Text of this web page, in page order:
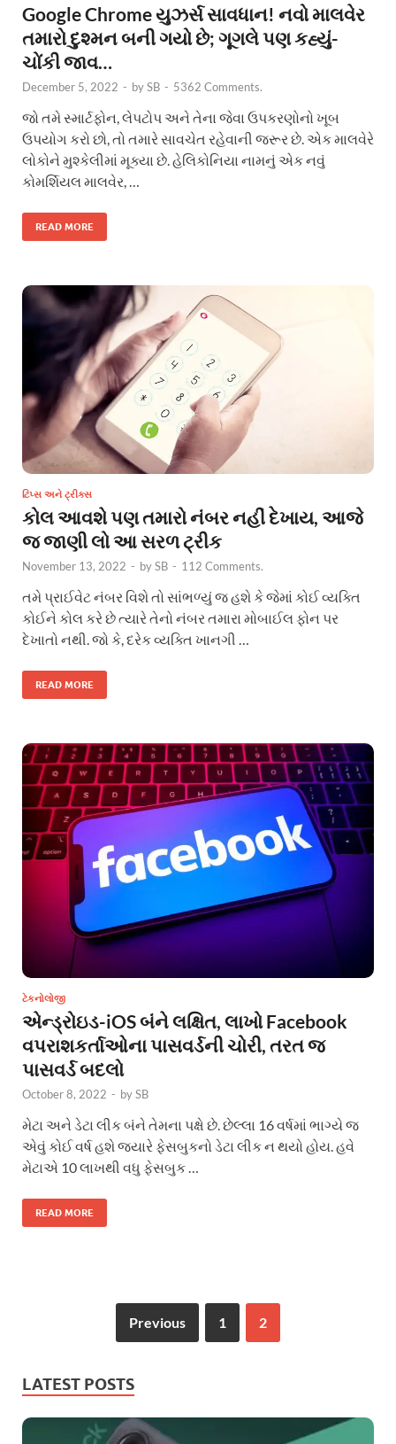
Google Chrome યુઝર્સ સાવધાન! નવો માલવેર
તમારો દુશ્મન બની ગયો છે; ગૂગલે પણ કહ્યું-
ચોંકી જાવ…
December 5, 2022 - bySB - 5362 Comments.
જો તમે સ્માર્ટફોન, લેપટોપ અને તેના જેવા ઉપકરણોનો ખૂબ
ઉપયોગ કરો છો, તો તમારે સાવચેત રહેવાની જરૂર છે. એક માલવેરે
લોકોને મુશ્કેલીમાં મૂક્યા છે. હેલિકોનિયા નામનું એક નવું
કોમર્શિયલ માલવેર, …
READ MORE
ટિપ્સ અને ટ્રીક્સ
કોલ આવશે પણ તમારો નંબર નહીં દેખાય, આજે
જ જાણી લો આ સરળ ટ્રીક
November 13, 2022 - bySB - 112 Comments.
તમે પ્રાઈવેટ નંબર વિશે તો સાંભળ્યું જ હશે કે જેમાં કોઈ વ્યક્તિ
કોઈને કોલ કરે છે ત્યારે તેનો નંબર તમારા મોબાઈલ ફોન પર
દેખાતો નથી. જો કે, દરેક વ્યક્તિ ખાનગી …
READ MORE
ટેકનોલોજી
એન્ડ્રોઇડ-iOS બંને લક્ષિત, લાખો Facebook
વપરાશકર્તાઓના પાસવર્ડની ચોરી, તરત જ
પાસવર્ડ બદલો
October 8, 2022 - bySB
મેટા અને ડેટા લીક બંને તેમના પક્ષે છે. છેલ્લા 16 વર્ષમાં ભાગ્યે જ
એવું કોઈ વર્ષ હશે જ્યારે ફેસબુકનો ડેટા લીક ન થયો હોય. હવે
મેટાએ 10 લાખથી વધુ ફેસબુક …
READ MORE
Previous 1 2
LATEST POSTS